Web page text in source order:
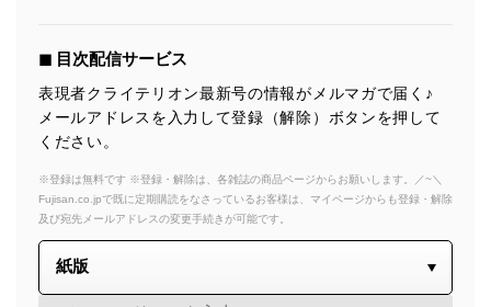
◼︎ 目次配信サービス
表現者クライテリオン最新号の情報がメルマガで届く♪
メールアドレスを入力して登録（解除）ボタンを押して
ください。
※登録は無料です ※登録・解除は、各雑誌の商品ページからお願いします。／~＼
Fujisan.co.jpで既に定期購読をなさっているお客様は、マイページからも登録・解除
及び宛先メールアドレスの変更手続きが可能です。